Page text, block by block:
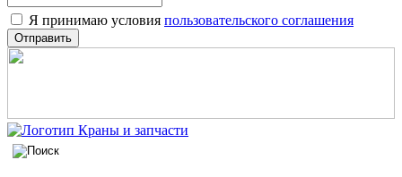
Я принимаю условия пользовательского соглашения
Отправить